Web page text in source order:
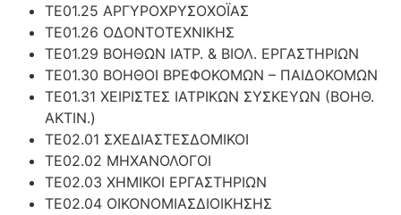
ΤΕ01.25 ΑΡΓΥΡΟΧΡΥΣΟΧΟΪΑΣ
ΤΕ01.26 ΟΔΟΝΤΟΤΕΧΝΙΚΗΣ
ΤΕ01.29 ΒΟΗΘΩΝ ΙΑΤΡ. & ΒΙΟΛ. ΕΡΓΑΣΤΗΡΙΩΝ
ΤΕ01.30 ΒΟΗΘΟΙ ΒΡΕΦΟΚΟΜΩΝ – ΠΑΙΔΟΚΟΜΩΝ
ΤΕ01.31 ΧΕΙΡΙΣΤΕΣ ΙΑΤΡΙΚΩΝ ΣΥΣΚΕΥΩΝ (ΒΟΗΘ.
ΑΚΤΙΝ.)
ΤΕ02.01 ΣΧΕΔΙΑΣΤΕΣΔΟΜΙΚΟΙ
ΤΕ02.02 ΜΗΧΑΝΟΛΟΓΟΙ
ΤΕ02.03 ΧΗΜΙΚΟΙ ΕΡΓΑΣΤΗΡΙΩΝ
ΤΕ02.04 ΟΙΚΟΝΟΜΙΑΣΔΙΟΙΚΗΣΗΣ